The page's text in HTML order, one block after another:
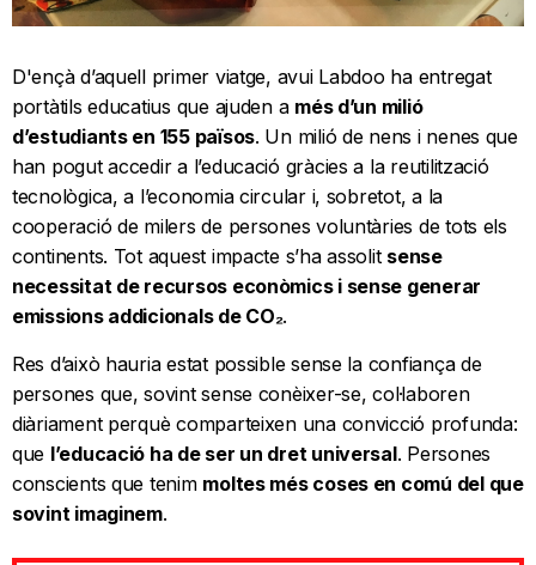
D'ençà d’aquell primer viatge, avui Labdoo ha entregat
portàtils educatius que ajuden a més d’un milió
d’estudiants en 155 països. Un milió de nens i nenes que
han pogut accedir a l’educació gràcies a la reutilització
tecnològica, a l’economia circular i, sobretot, a la
cooperació de milers de persones voluntàries de tots els
continents. Tot aquest impacte s’ha assolit sense
necessitat de recursos econòmics i sense generar
emissions addicionals de CO₂.
Res d’això hauria estat possible sense la confiança de
persones que, sovint sense conèixer-se, col·laboren
diàriament perquè comparteixen una convicció profunda:
que l’educació ha de ser un dret universal. Persones
conscients que tenim moltes més coses en comú del que
sovint imaginem.